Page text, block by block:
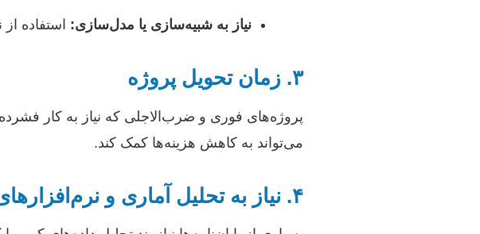
نیاز به شبیه‌سازی یا مدل‌سازی: استفاده
۳. زمان تحویل پروژه
پروژه‌های فوری و ضرب‌الاجلی که نیاز به کار
می‌تواند به کاهش هزینه‌ها کمک کند.
۴. نیاز به تحلیل آماری و نرم‌افزارهای تخصصی